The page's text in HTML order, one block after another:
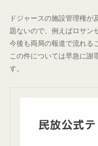
ドジャースの施設管理権
題ないので、例えばロサン
今後も両局の報道で流れる
この件については早急に謝
す。